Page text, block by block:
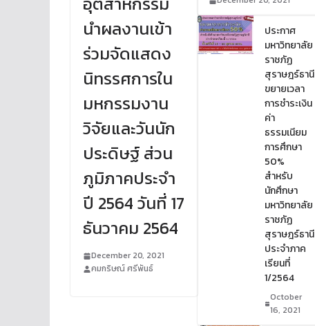
นำผลงานเข้า
ร่วมจัดแสดง
นิทรรศการใน
มหกรรมงาน
วิจัยและวันนัก
ประดิษฐ์ ส่วน
ภูมิภาคประจำ
ปี 2564 วันที่ 17
ธันวาคม 2564
December 20, 2021
คมกริษณ์ ศรีพันธ์
ประกาศ
มหาวิทยาลัย
ราชภัฏ
สุราษฎร์ธานี
ขยายเวลา
การชำระเงิน
ค่า
ธรรมเนียม
การศึกษา
50%
สำหรับ
นักศึกษา
มหาวิทยาลัย
ราชภัฏ
สุราษฎร์ธานี
ประจำภาค
เรียนที่
1/2564
October
16, 2021